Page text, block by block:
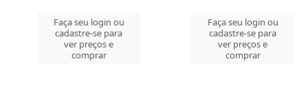
Faça seu login ou
cadastre-se para
ver preços e
comprar
Faça seu login ou
cadastre-se para
ver preços e
comprar